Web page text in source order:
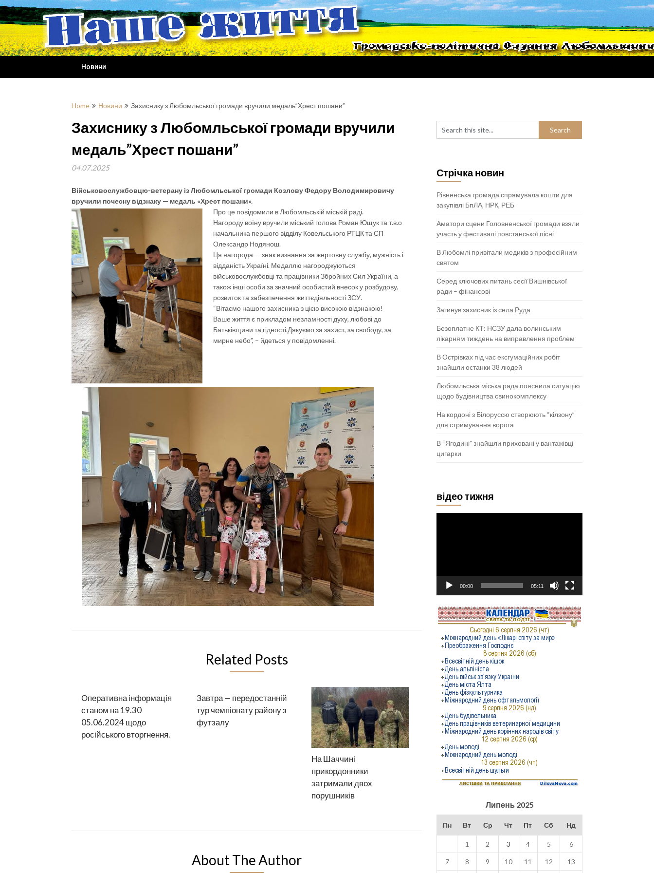
Skip
to
content
Новини
Home Новини Захиснику з Любомльської громади вручили медаль”Хрест пошани”
Захиснику з Любомльської громади вручили
медаль”Хрест пошани”
04.07.2025
Військовослужбовцю-ветерану із Любомльської громади Козлову Федору Володимировичу
вручили почесну відзнаку — медаль «Хрест пошани».
Про це повідомили в Любомльській міській раді.
Нагороду воїну вручили міський голова Роман Ющук та т.в.о
начальника першого відділу Ковельського РТЦК та СП
Олександр Нодянош.
Ця нагорода — знак визнання за жертовну службу, мужність і
відданість Україні. Медаллю нагороджуються
військовослужбовці та працівники Збройних Сил України, а
також інші особи за значний особистий внесок у розбудову,
розвиток та забезпечення життєдіяльності ЗСУ.
“Вітаємо нашого захисника з цією високою відзнакою!
Ваше життя є прикладом незламності духу, любові до
Батьківщини та гідності.Дякуємо за захист, за свободу, за
мирне небо”, – йдеться у повідомленні.
Related Posts
Оперативна інформація
станом на 19.30
05.06.2024 щодо
російського вторгнення.
Завтра — передостанній
тур чемпіонату району з
футзалу
На Шаччині
прикордонники
затримали двох
порушників
About The Author
Стрічка новин
Рівненська громада спрямувала кошти для
закупівлі БпЛА, НРК, РЕБ
Аматори сцени Головненської громади взяли
участь у фестивалі повстанської пісні
В Любомлі привітали медиків з професійним
святом
Серед ключових питань сесії Вишнівської
ради – фінансові
Загинув захисник із села Руда
Безоплатне КТ: НСЗУ дала волинським
лікарням тиждень на виправлення проблем
В Острівках під час ексгумаційних робіт
знайшли останки 38 людей
Любомльська міська рада пояснила ситуацію
щодо будівництва свинокомплексу
На кордоні з Білоруссю створюють “кілзону”
для стримування ворога
В “Ягодині” знайшли приховані у вантажівці
цигарки
відео тижня
00:00 05:11
Липень 2025
Пн Вт Ср Чт Пт Сб Нд
1 2 3 4 5 6
7 8 9 10 11 12 13